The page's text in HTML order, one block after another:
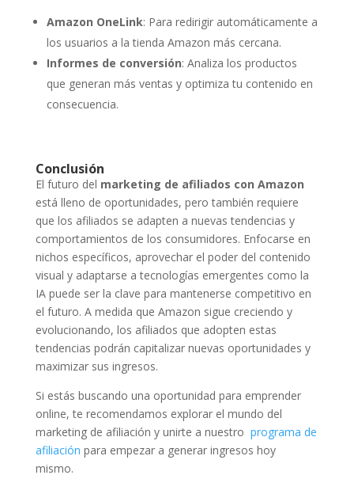
Amazon OneLink: Para redirigir automáticamente a
los usuarios a la tienda Amazon más cercana.
Informes de conversión: Analiza los productos
que generan más ventas y optimiza tu contenido en
consecuencia.
Conclusión
El futuro del marketing de afiliados con Amazon
está lleno de oportunidades, pero también requiere
que los afiliados se adapten a nuevas tendencias y
comportamientos de los consumidores. Enfocarse en
nichos específicos, aprovechar el poder del contenido
visual y adaptarse a tecnologías emergentes como la
IA puede ser la clave para mantenerse competitivo en
el futuro. A medida que Amazon sigue creciendo y
evolucionando, los afiliados que adopten estas
tendencias podrán capitalizar nuevas oportunidades y
maximizar sus ingresos.
Si estás buscando una oportunidad para emprender
online, te recomendamos explorar el mundo del
marketing de afiliación y unirte a nuestro programa de
afiliación para empezar a generar ingresos hoy
mismo.